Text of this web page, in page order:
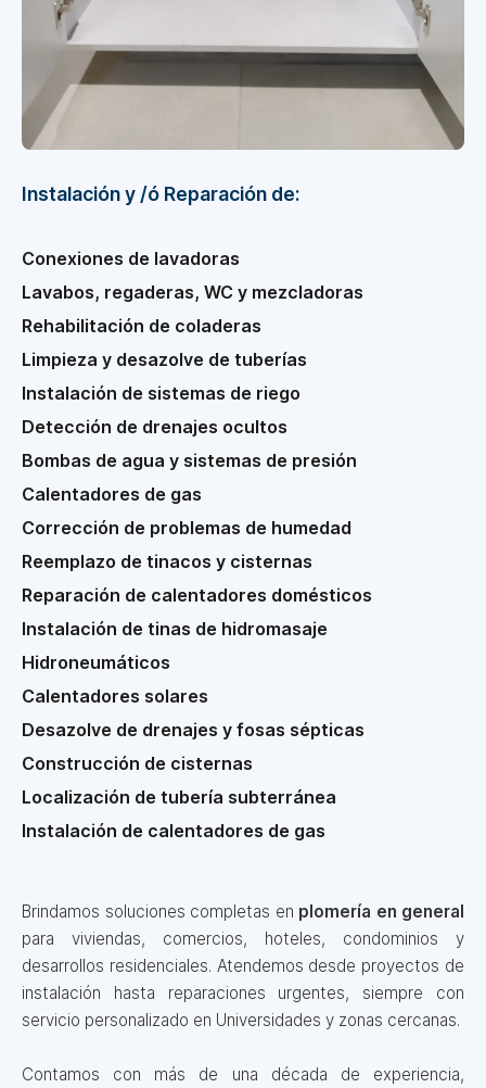
Instalación y /ó Reparación de:
Conexiones de lavadoras
Lavabos, regaderas, WC y mezcladoras
Rehabilitación de coladeras
Limpieza y desazolve de tuberías
Instalación de sistemas de riego
Detección de drenajes ocultos
Bombas de agua y sistemas de presión
Calentadores de gas
Corrección de problemas de humedad
Reemplazo de tinacos y cisternas
Reparación de calentadores domésticos
Instalación de tinas de hidromasaje
Hidroneumáticos
Calentadores solares
Desazolve de drenajes y fosas sépticas
Construcción de cisternas
Localización de tubería subterránea
Instalación de calentadores de gas
Brindamos soluciones completas en plomería en general
para viviendas, comercios, hoteles, condominios y
desarrollos residenciales. Atendemos desde proyectos de
instalación hasta reparaciones urgentes, siempre con
servicio personalizado en Universidades y zonas cercanas.
Contamos con más de una década de experiencia,